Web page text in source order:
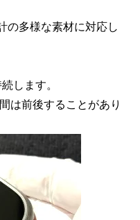
の多様な素材に対応し
します。
は前後することがあり